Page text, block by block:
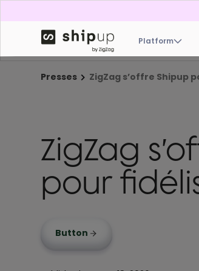
Platform
Presses ZigZag s’offre Shipup
ZigZag
pour
Button